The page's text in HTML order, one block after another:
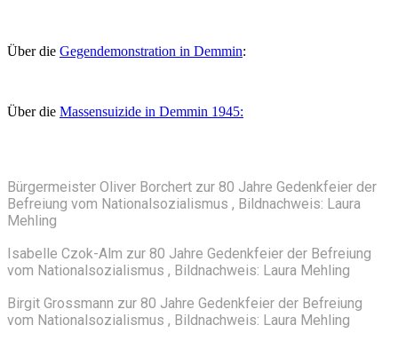
Über die Gegendemonstration in Demmin:
Über die Massensuizide in Demmin 1945:
Bürgermeister Oliver Borchert zur 80 Jahre Gedenkfeier der
Befreiung vom Nationalsozialismus , Bildnachweis: Laura
Mehling
Isabelle Czok-Alm zur 80 Jahre Gedenkfeier der Befreiung
vom Nationalsozialismus , Bildnachweis: Laura Mehling
Birgit Grossmann zur 80 Jahre Gedenkfeier der Befreiung
vom Nationalsozialismus , Bildnachweis: Laura Mehling